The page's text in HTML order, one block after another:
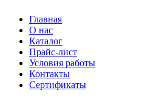
Главная
О нас
Каталог
Прайс-лист
Условия работы
Контакты
Сертификаты